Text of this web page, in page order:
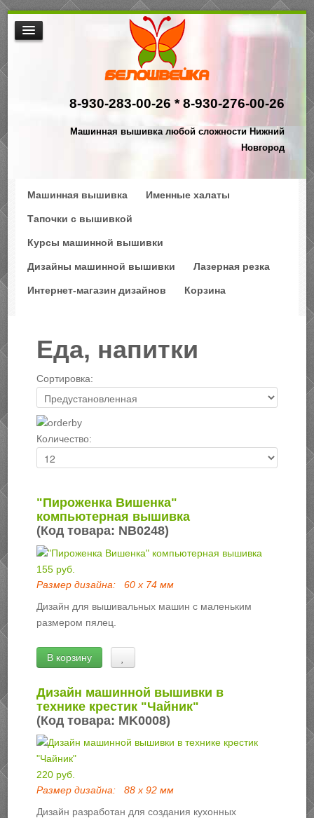
8-930-283-00-26 *8-930-276-00-26
Машинная вышивка любой сложности Нижний
Новгород
МАШИННАЯ ВЫШИВКА
НАША ПРОДУКЦИЯ
$АКЦИИ
Машинная вышивка Именные халаты
Тапочки с вышивкой
Курсы машинной вышивки
Дизайны машинной вышивки Лазерная резка
Интернет-магазин дизайнов Корзина
Еда, напитки
Сортировка:
Количество:
"Пироженка Вишенка"
компьютерная вышивка
(Код товара: NB0248)
155 руб.
Размер дизайна:
60 х 74 мм
Дизайн для вышивальных машин с маленьким
размером пялец.
В корзину
Дизайн машинной вышивки в
технике крестик "Чайник"
(Код товара: MK0008)
220 руб.
Размер дизайна:
88 х 92 мм
Дизайн разработан для создания кухонных